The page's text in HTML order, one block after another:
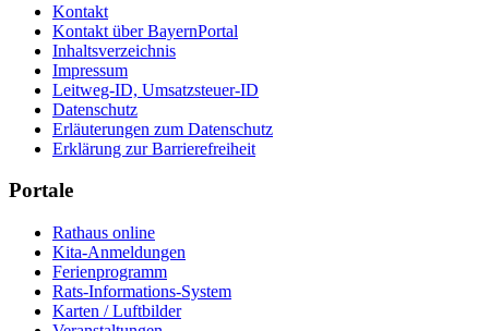
Kontakt
Kontakt über BayernPortal
Inhaltsverzeichnis
Impressum
Leitweg-ID, Umsatzsteuer-ID
Datenschutz
Erläuterungen zum Datenschutz
Erklärung zur Barrierefreiheit
Portale
Rathaus online
Kita-Anmeldungen
Ferienprogramm
Rats-Informations-System
Karten / Luftbilder